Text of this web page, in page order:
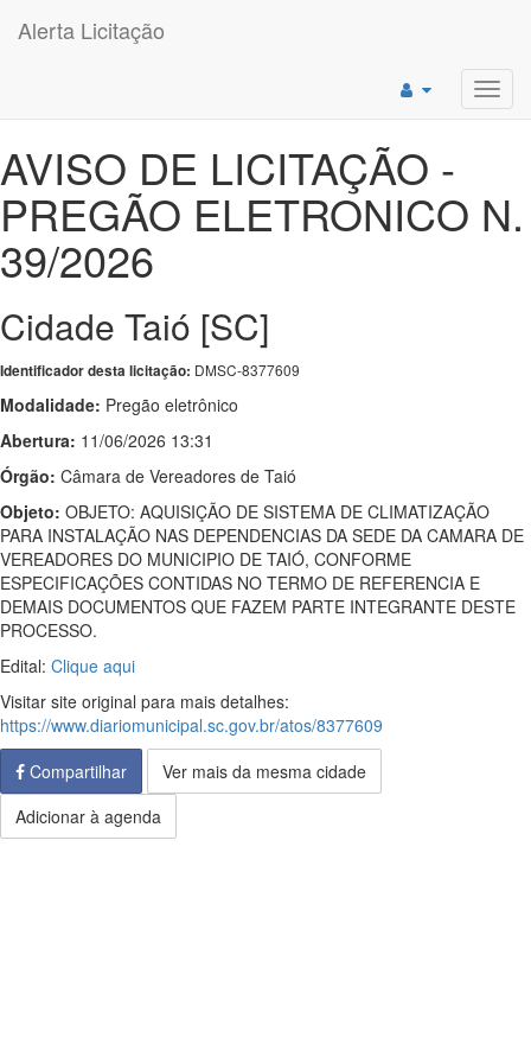
Alerta Licitação
AVISO DE LICITAÇÃO -
PREGÃO ELETRONICO N.
39/2026
Cidade Taió [SC]
Identificador desta licitação: DMSC-8377609
Modalidade: Pregão eletrônico
Abertura: 11/06/2026 13:31
Órgão: Câmara de Vereadores de Taió
Objeto: OBJETO: AQUISIÇÃO DE SISTEMA DE CLIMATIZAÇÃO
PARA INSTALAÇÃO NAS DEPENDENCIAS DA SEDE DA CAMARA DE
VEREADORES DO MUNICIPIO DE TAIÓ, CONFORME
ESPECIFICAÇÕES CONTIDAS NO TERMO DE REFERENCIA E
DEMAIS DOCUMENTOS QUE FAZEM PARTE INTEGRANTE DESTE
PROCESSO.
Edital: Clique aqui
Visitar site original para mais detalhes:
https://www.diariomunicipal.sc.gov.br/atos/8377609
Compartilhar
Ver mais da mesma cidade
Adicionar à agenda